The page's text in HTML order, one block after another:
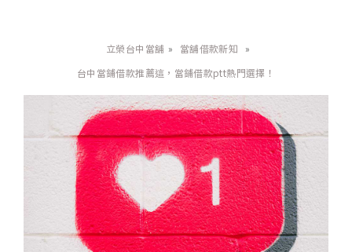
立榮台中當舖 » 當舖借款新知
»
台中當鋪借款推薦這，當鋪借款ptt熱門選擇！